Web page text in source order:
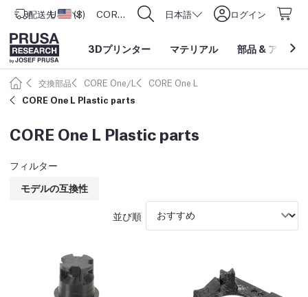
配送先 アメリカ合衆国
USD ($) CORE One L: Now In Stock! 日本語 ログイン
3Dプリンター マテリアル 部品 & アクセ
交換部品 CORE One/L
CORE One L
CORE One L Plastic parts
CORE One L Plastic parts
フィルター
モデルの互換性
並び順